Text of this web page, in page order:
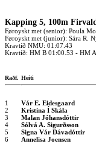
Kapping 5, 100m
Føroyskt met (senior): Poula
Føroyskt met (junior): Sára R.
Kravtíð NMU: 01:07.43
Kravtíð: HM B 01:00.53 - HM
Raðf. Heiti
1 Vár E. Eidesgaard
2
Kristina Í Skála
3
Malan Jóhansdóttir
4
Sólvá A. Sigurðsson
5
Signa Vár Dávadóttir
6
Annelisa Joensen